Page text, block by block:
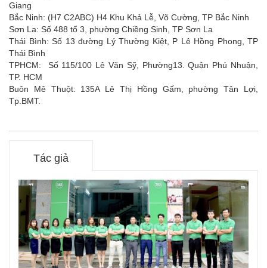
Giang
Bắc Ninh: (H7 C2ABC) H4 Khu Khả Lễ, Võ Cường, TP Bắc Ninh
Sơn La: Số 488 tổ 3, phường Chiềng Sinh, TP Sơn La
Thái Bình: Số 13 đường Lý Thường Kiệt, P Lê Hồng Phong, TP
Thái Bình
TPHCM: Số 115/100 Lê Văn Sỹ, Phường13. Quận Phú Nhuận,
TP. HCM
Buôn Mê Thuột: 135A Lê Thị Hồng Gấm, phường Tân Lợi,
Tp.BMT.
Tác giả